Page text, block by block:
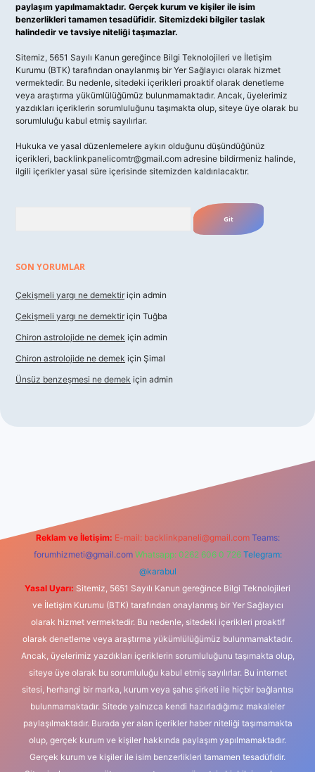
paylaşım yapılmamaktadır. Gerçek kurum ve kişiler ile isim
benzerlikleri tamamen tesadüfidir. Sitemizdeki bilgiler taslak
halindedir ve tavsiye niteliği taşımazlar.
Sitemiz, 5651 Sayılı Kanun gereğince Bilgi Teknolojileri ve İletişim
Kurumu (BTK) tarafından onaylanmış bir Yer Sağlayıcı olarak hizmet
vermektedir. Bu nedenle, sitedeki içerikleri proaktif olarak denetleme
veya araştırma yükümlülüğümüz bulunmamaktadır. Ancak, üyelerimiz
yazdıkları içeriklerin sorumluluğunu taşımakta olup, siteye üye olarak bu
sorumluluğu kabul etmiş sayılırlar.
Hukuka ve yasal düzenlemelere aykırı olduğunu düşündüğünüz
içerikleri, backlinkpanelicomtr@gmail.com adresine bildirmeniz halinde,
ilgili içerikler yasal süre içerisinde sitemizden kaldırılacaktır.
SON YORUMLAR
Çekişmeli yargı ne demektir için admin
Çekişmeli yargı ne demektir için Tuğba
Chiron astrolojide ne demek için admin
Chiron astrolojide ne demek için Şimal
Ünsüz benzeşmesi ne demek için admin
Reklam ve İletişim: E-mail: backlinkpaneli@gmail.com Teams:
forumhizmeti@gmail.com Whatsapp: 0262 606 0 726 Telegram:
@karabul
Yasal Uyarı: Sitemiz, 5651 Sayılı Kanun gereğince Bilgi Teknolojileri
ve İletişim Kurumu (BTK) tarafından onaylanmış bir Yer Sağlayıcı
olarak hizmet vermektedir. Bu nedenle, sitedeki içerikleri proaktif
olarak denetleme veya araştırma yükümlülüğümüz bulunmamaktadır.
Ancak, üyelerimiz yazdıkları içeriklerin sorumluluğunu taşımakta olup,
siteye üye olarak bu sorumluluğu kabul etmiş sayılırlar. Bu internet
sitesi, herhangi bir marka, kurum veya şahıs şirketi ile hiçbir bağlantısı
bulunmamaktadır. Sitede yalnızca kendi hazırladığımız makaleler
paylaşılmaktadır. Burada yer alan içerikler haber niteliği taşımamakta
olup, gerçek kurum ve kişiler hakkında paylaşım yapılmamaktadır.
Gerçek kurum ve kişiler ile isim benzerlikleri tamamen tesadüfidir.